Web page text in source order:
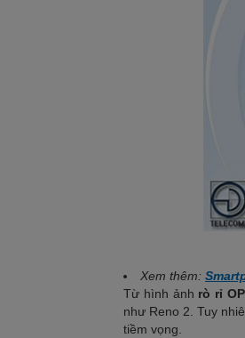
Xem thêm:
Từ hình ảnh rò rỉ
như Reno 2. Tuy
tiềm vọng.